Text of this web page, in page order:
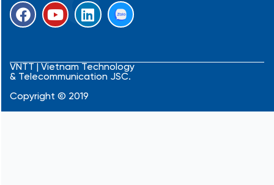
F
a
b
o
o
k
Y
o
u
b
e
L
i
e
d
i
n
VNTT | Vietnam Technology
& Telecommunication JSC.
Copyright © 2019